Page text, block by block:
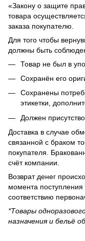
«Закону о защите
товара
заказа покупателю.
Для того чтобы
должны быть
Товар не был в
Сохранён его
Сохранены
этикетки,
Должен
Доставка в случае
связанной с браком
покупателя.
счёт компании.
Возврат денег
момента поступления
соответствию
*Товары
назначения и бельё